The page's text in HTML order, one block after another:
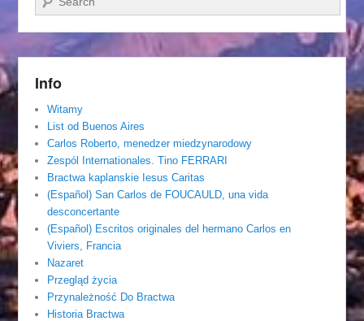
Info
Witamy
List od Buenos Aires
Carlos Roberto, menedzer miedzynarodowy
Zespól Internationales. Tino FERRARI
Bractwa kaplanskie Iesus Caritas
(Español) San Carlos de FOUCAULD, una vida
desconcertante
(Español) Escritos originales del hermano Carlos en
Viviers, Francia
Nazaret
Przegląd życia
Przynależność Do Bractwa
Historia Bractwa